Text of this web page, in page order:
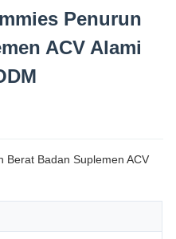
Penurun
ACV Alami
Berat Badan Suplemen ACV